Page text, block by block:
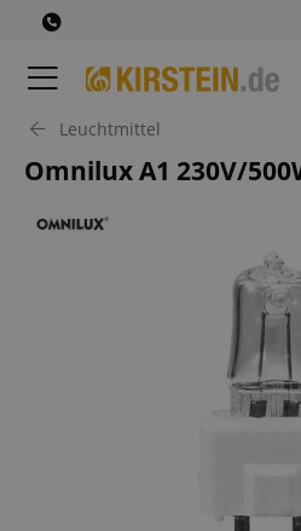
Leuchtmittel
Omnilux A1 230V/